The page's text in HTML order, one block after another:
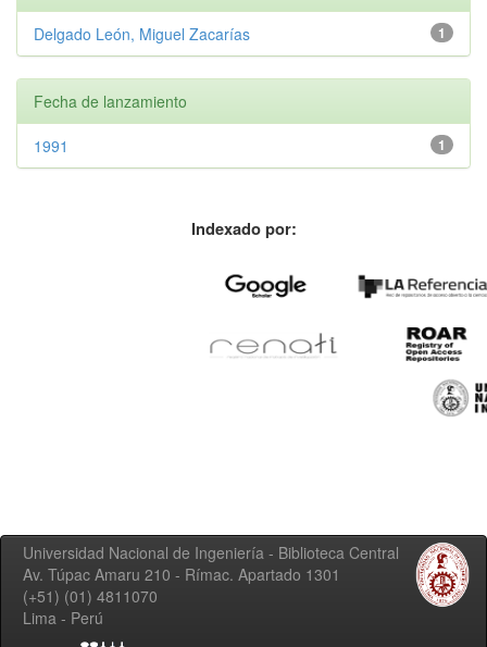
1
Delgado León, Miguel Zacarías
Fecha de lanzamiento
1
1991
Indexado por:
Universidad Nacional de Ingeniería - Biblioteca Central
Av. Túpac Amaru 210 - Rímac. Apartado 1301
(+51) (01) 4811070
Lima - Perú